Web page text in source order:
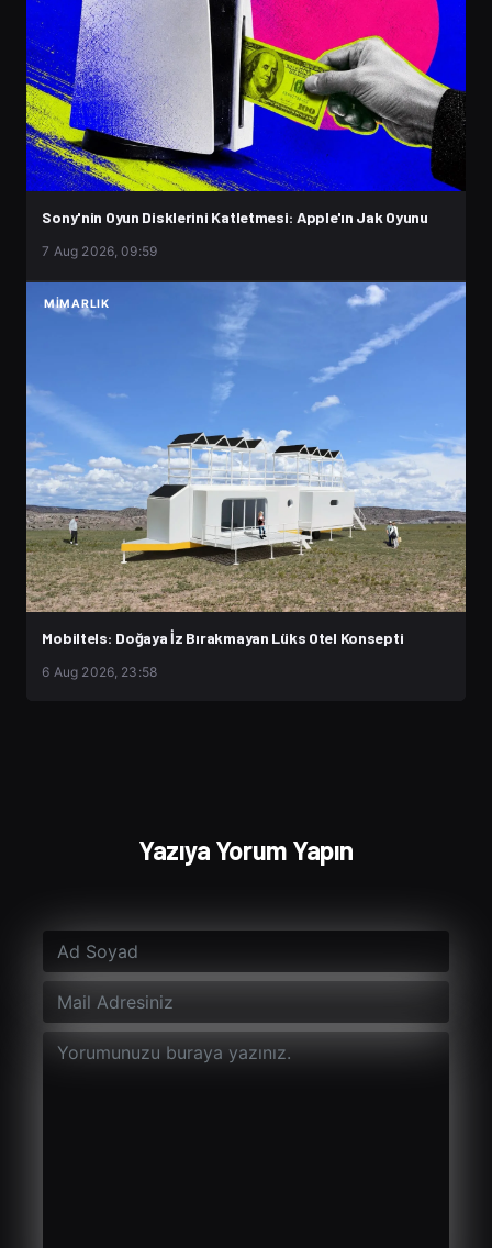
Sony'nin Oyun Disklerini Katletmesi: Apple'ın Jak Oyunu
7 Aug 2026, 09:59
MIMARLIK
Mobiltels: Doğaya İz Bırakmayan Lüks Otel Konsepti
6 Aug 2026, 23:58
Yazıya Yorum Yapın